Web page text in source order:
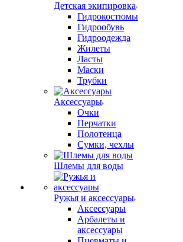
Детская экипировка
Гидрокостюмы
Гидрообувь
Гидроодежда
Жилеты
Ласты
Маски
Трубки
Аксессуары
Очки
Перчатки
Полотенца
Сумки, чехлы
Шлемы для воды
Ружья и аксессуары
Аксессуары
Арбалеты и
аксессуары